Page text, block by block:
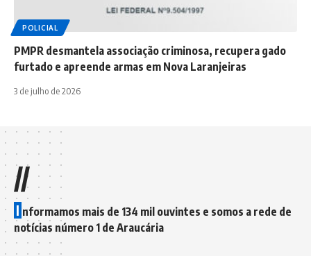
POLICIAL
PMPR desmantela associação criminosa, recupera gado
furtado e apreende armas em Nova Laranjeiras
3 de julho de 2026
//
I nformamos mais de 134 mil ouvintes e somos a rede de
notícias número 1 de Araucária